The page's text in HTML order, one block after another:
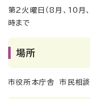
第2火曜日（8月、10
時まで
場所
市役所本庁舎 市民相